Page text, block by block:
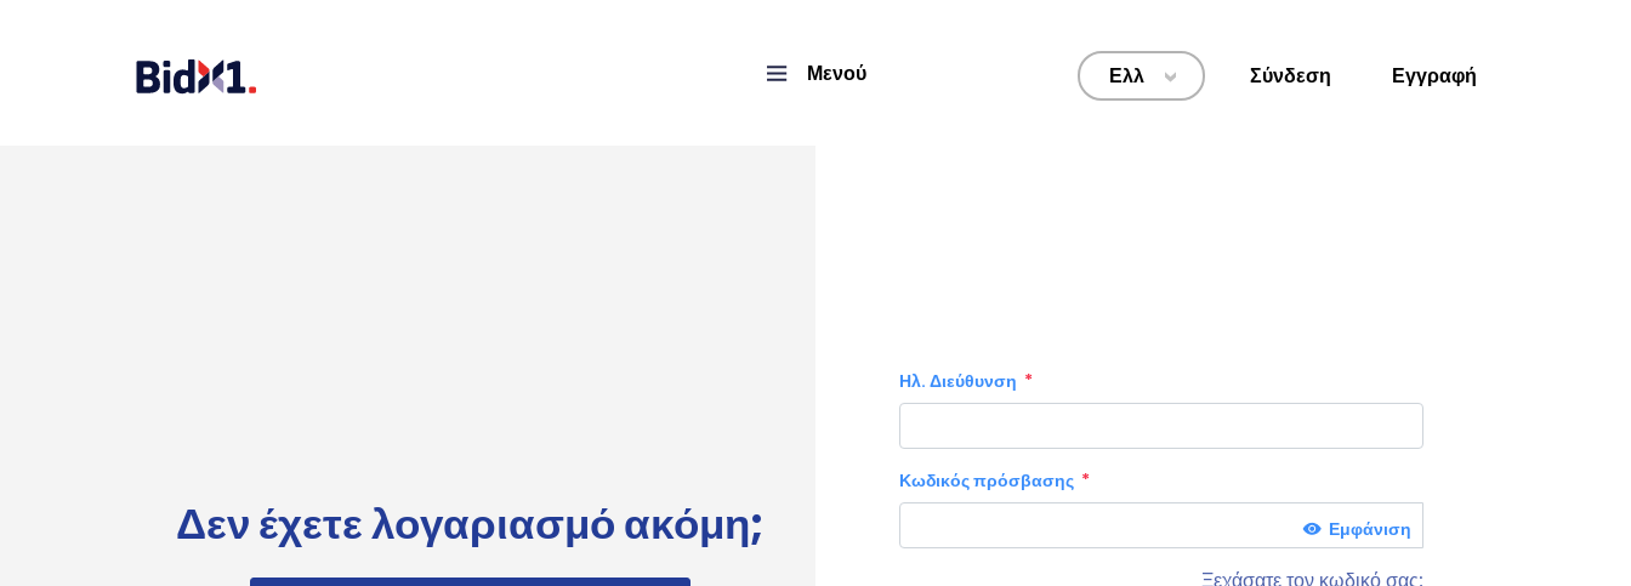
Μενού Ελλ > Σύνδεση Εγγραφή
Δεν έχετε λογαριασμό ακόμη;
Ηλ. Διεύθυνση
Κωδικός πρόσβασης
Εμφάνιση